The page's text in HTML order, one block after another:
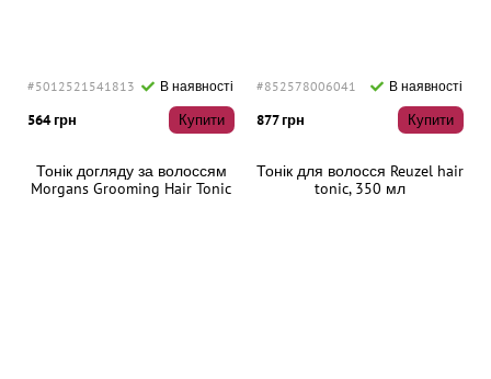
#5012521541813 В наявності
564 грн Купити
Тонік догляду за волоссям
Morgans Grooming Hair Tonic
#852578006041 В наявності
877 грн Купити
Тонік для волосся Reuzel hair
tonic, 350 мл